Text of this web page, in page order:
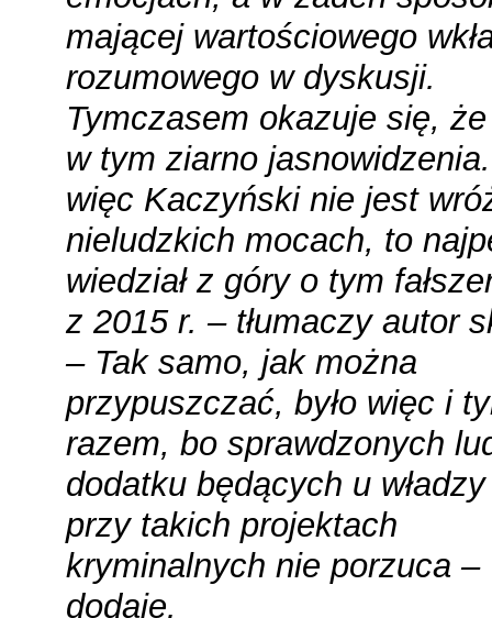
mającej wartościowego
rozumowego w dyskusji.
Tymczasem okazuje się, że
w tym ziarno
więc Kaczyński nie jest
nieludzkich mocach, to
wiedział z góry o tym
z 2015 r. – tłumaczy autor
– Tak samo, jak można
przypuszczać, było więc i
razem, bo sprawdzonych
dodatku będących u
przy takich projektach
kryminalnych nie porzuca –
dodaje.